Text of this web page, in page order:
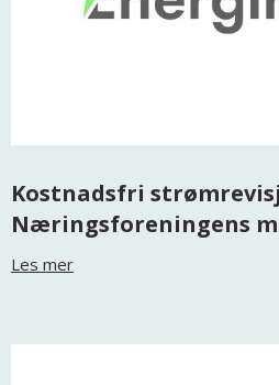
Kostnadsfri
Næringsforeningens
Les mer